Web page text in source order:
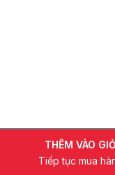
THÊM VÀO GIỎ
Tiếp tục mua